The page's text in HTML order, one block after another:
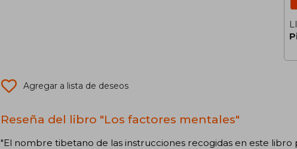
Agregar a lista de deseos
Reseña del libro "Los factores mentales"
"El nombre tibetano de las instrucciones recogidas en este libro